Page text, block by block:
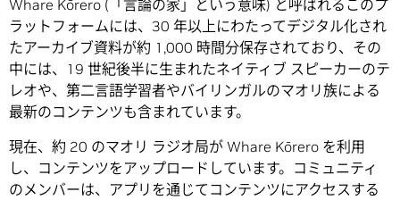
Whare Kōrero (「言論の家」という意味) と呼ばれるこのプ
ラットフォームには、30 年以上にわたってデジタル化され
たアーカイブ資料が約 1,000 時間分保存されており、その
中には、19 世紀後半に生まれたネイティブ スピーカーのテ
レオや、第二言語学習者やバイリンガルのマオリ族による
最新のコンテンツも含まれています。
現在、約 20 のマオリ ラジオ局が Whare Kōrero を利用
し、コンテンツをアップロードしています。コミュニティ
のメンバーは、アプリを通じてコンテンツにアクセスする